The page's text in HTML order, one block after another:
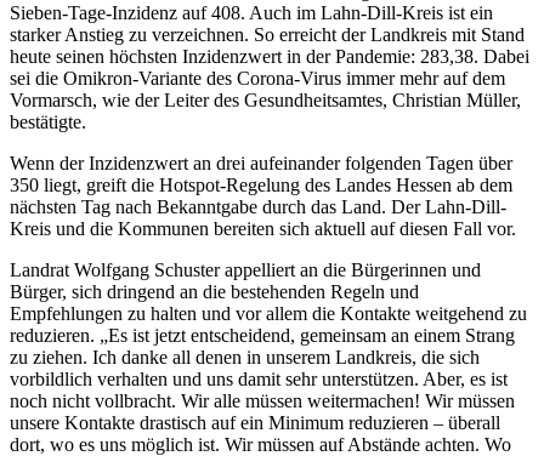
Alkoholkonsumverbot an publikumsträchtigen öffentlichen Orten.
Auch diese Orte werden durch den Kreis nach Vorschlägen der
Städte und Gemeinden mit der Allgemeinverfügung bekannt
gemacht. Der Kreis bittet die Städte und Gemeinden, auch diese
Bereiche zu beschildern.
gilt für das Betreten der Einrichtungen draußen grundsätzlich 2G
und in Innenbereichen 2G-Plus. 2G bedeutet, dass lediglich
Personen eingelassen werden dürfen, die vollständig geimpft oder
genesen sind, während bei 2G-Plus auf jeden Fall auch von den
muss. Der Test kann durch den Nachweis der Booster-Impfung
ersetzt werden. Der Landkreis hat für die Nutzung der Kreisgebäude
und Plätze mit den nutzenden Vereinen geregelt, dass streng
beachtet wird, dass diese Zutrittsregelungen eingehalten werden,
und dass in den Gebäuden insbesondere die Maskenpflicht beachtet
wird, die lediglich bei der unmittelbaren Sportausübung nicht gilt.